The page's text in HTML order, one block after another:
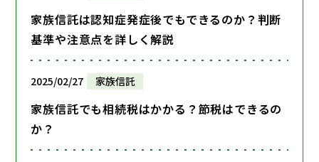
家族信託は認知症発症後でもできるのか？判断
基準や注意点を詳しく解説
2025/02/27 家族信託
家族信託でも相続税はかかる？節税はできるの
か？